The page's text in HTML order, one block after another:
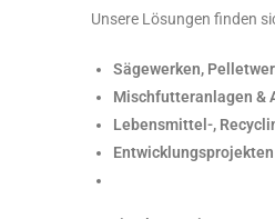
Unsere Lösungen finden
Sägewerken,
Mischfutteranlagen &
Lebensmittel-,